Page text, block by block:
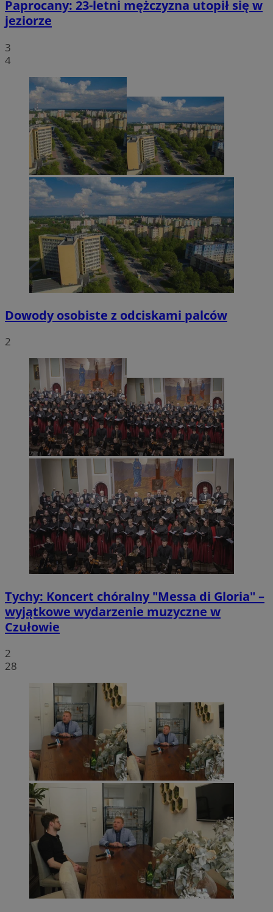
Paprocany: 23-letni mężczyzna utopił się w
jeziorze
3
4
Dowody osobiste z odciskami palców
2
Tychy: Koncert chóralny "Messa di Gloria" –
wyjątkowe wydarzenie muzyczne w
Czułowie
2
28